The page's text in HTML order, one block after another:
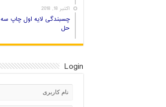
اکتبر 18, 2018
حل
Login